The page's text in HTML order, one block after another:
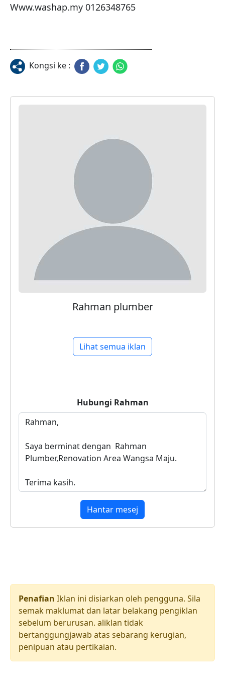
Www.washap.my 0126348765
Kongsi ke :
Rahman plumber
Lihat semua iklan
Hubungi Rahman
Hantar mesej
Penafian Iklan ini disiarkan oleh pengguna. Sila
semak maklumat dan latar belakang pengiklan
sebelum berurusan. aliklan tidak
bertanggungjawab atas sebarang kerugian,
penipuan atau pertikaian.